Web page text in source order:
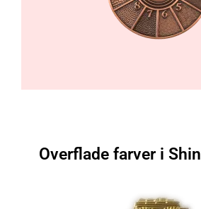
Overflade farver i